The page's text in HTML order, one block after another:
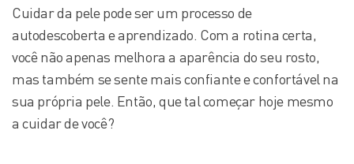
Cuidar da pele pode ser um processo de
autodescoberta e aprendizado. Com a rotina certa,
você não apenas melhora a aparência do seu rosto,
mas também se sente mais confiante e confortável na
sua própria pele. Então, que tal começar hoje mesmo
a cuidar de você?